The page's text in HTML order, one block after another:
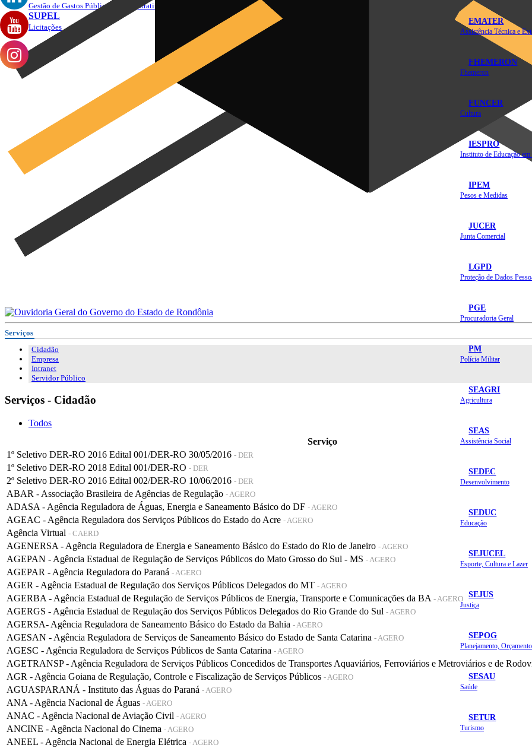
EMATER
FHEMERON
Fhemeron
FUNCER
Cultura
IESPRO
IPEM
Pesos e Medidas
JUCER
Junta Comercial
LGPD
Proteção de Dados
PGE
Procuradoria Geral
PM
Polícia Militar
SEAGRI
Agricultura
SEAS
Assistência Social
SEDEC
Desenvolvimento
SEDUC
Educação
SEJUCEL
Esporte, Cultura e Lazer
SEJUS
Justiça
SEPOG
SESAU
Saúde
SETUR
Turismo
Gestão de Gastos Públicos Administrativos
SUPEL
Licitações
Serviços
Cidadão
Empresa
Intranet
Servidor Público
Serviços - Cidadão
Todos
Serviço
1º Seletivo DER-RO 2016 Edital 001/DER-RO 30/05/2016 - DER
1º Seletivo DER-RO 2018 Edital 001/DER-RO - DER
2º Seletivo DER-RO 2016 Edital 002/DER-RO 10/06/2016 - DER
ABAR - Associação Brasileira de Agências de Regulação - AGERO
ADASA - Agência Reguladora de Águas, Energia e Saneamento Básico do DF - AGERO
AGEAC - Agência Reguladora dos Serviços Públicos do Estado do Acre - AGERO
Agência Virtual - CAERD
AGENERSA - Agência Reguladora de Energia e Saneamento Básico do Estado do Rio de Janeiro - AGERO
AGEPAN - Agência Estadual de Regulação de Serviços Públicos do Mato Grosso do Sul - MS - AGERO
AGEPAR - Agência Reguladora do Paraná - AGERO
AGER - Agência Estadual de Regulação dos Serviços Públicos Delegados do MT - AGERO
AGERBA - Agência Estadual de Regulação de Serviços Públicos de Energia, Transporte e Comunicações da BA - AGERO
AGERGS - Agência Estadual de Regulação dos Serviços Públicos Delegados do Rio Grande do Sul - AGERO
AGERSA- Agência Reguladora de Saneamento Básico do Estado da Bahia - AGERO
AGESAN - Agência Reguladora de Serviços de Saneamento Básico do Estado de Santa Catarina - AGERO
AGESC - Agência Reguladora de Serviços Públicos de Santa Catarina - AGERO
AGETRANSP - Agência Reguladora de Serviços Públicos Concedidos de Transportes Aquaviários, Ferroviários e Metroviários e de
AGR - Agência Goiana de Regulação, Controle e Fiscalização de Serviços Públicos - AGERO
AGUASPARANÁ - Instituto das Águas do Paraná - AGERO
ANA - Agência Nacional de Águas - AGERO
ANAC - Agência Nacional de Aviação Civil - AGERO
ANCINE - Agência Nacional do Cinema - AGERO
ANEEL - Agência Nacional de Energia Elétrica - AGERO